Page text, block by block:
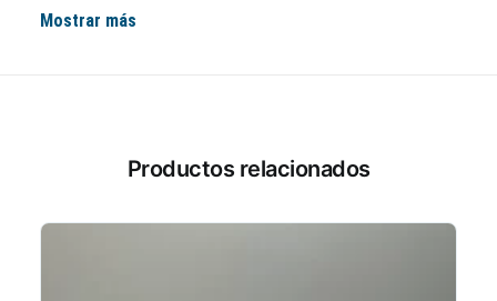
Mostrar más
Productos relacionados